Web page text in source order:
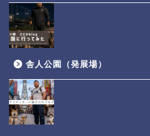
舎人公園（発展場）